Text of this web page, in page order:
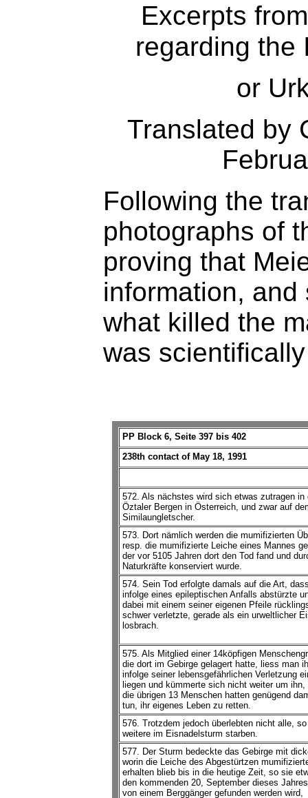
Excerpts
regarding
or
Translated by
Following the
photographs of
proving that
information,
what killed the
was
PP Block 6, Seite 397 bis 402
238th contact of May 18, 1991
572. Als nächstes wird sich etwas zutragen in
Öztaler Bergen in Österreich, und zwar auf
Similaungletscher.
573. Dort nämlich werden die mumifizierten
resp. die mumifizierte Leiche eines Mannes
der vor 5105 Jahren dort den Tod fand und
Naturkräfte konserviert wurde.
574. Sein Tod erfolgte damals auf die Art,
infolge eines epileptischen Anfalls abstürzte
dabei mit einem seiner eigenen Pfeile
schwer verletzte, gerade als ein urweltlicher
losbrach.
575. Als Mitglied einer 14köpfigen
die dort im Gebirge gelagert hatte, liess man
infolge seiner lebensgefährlichen Verletzung
liegen und kümmerte sich nicht weiter um ihn,
die übrigen 13 Menschen hatten genügend
tun, ihr eigenes Leben zu retten.
576. Trotzdem jedoch überlebten nicht alle,
weitere im Eisnadelsturm starben.
577. Der Sturm bedeckte das Gebirge mit
worin die Leiche des Abgestürtzen
erhalten blieb bis in die heutige Zeit, so sie
den kommenden 20, September dieses
von einem Berggänger gefunden werden wird,